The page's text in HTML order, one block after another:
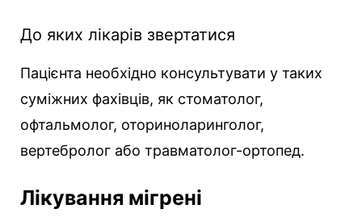
До яких лікарів звертатися
Пацієнта необхідно консультувати у таких
суміжних фахівців, як стоматолог,
офтальмолог, оториноларинголог,
вертебролог або травматолог-ортопед.
Лікування мігрені